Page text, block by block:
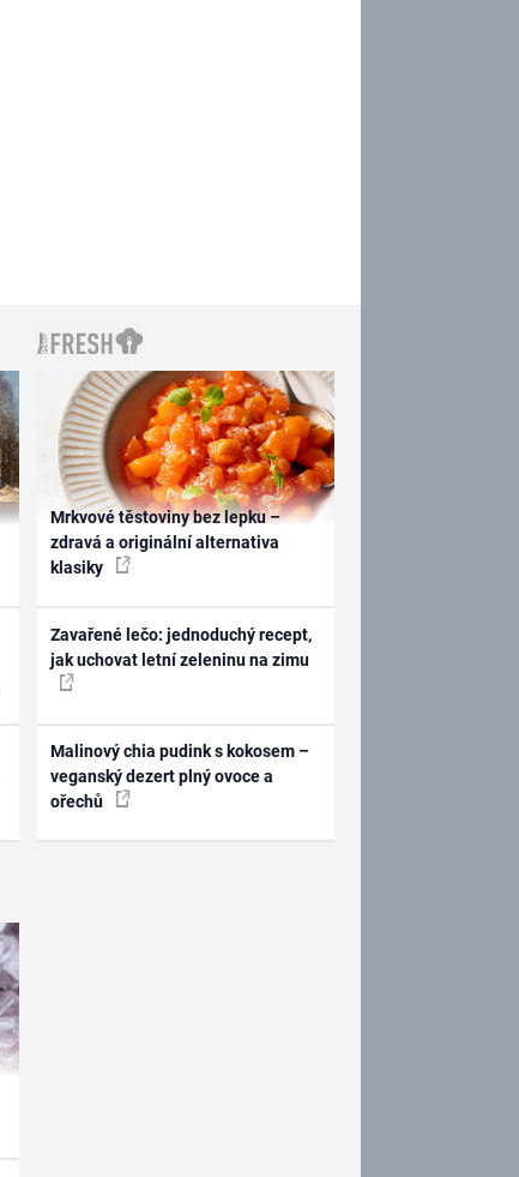
Mrkvové těstoviny bez lepku –
zdravá a originální alternativa
klasiky
Zavařené lečo: jednoduchý recept,
jak uchovat letní zeleninu na zimu
Malinový chia pudink s kokosem –
veganský dezert plný ovoce a
ořechů